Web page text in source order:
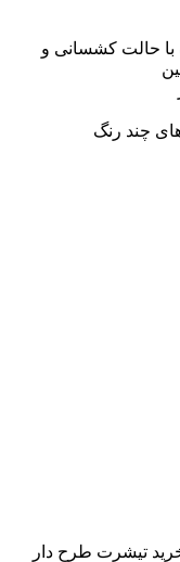
حالت کشسانی و
چند رنگ
تیشرت طرح دار